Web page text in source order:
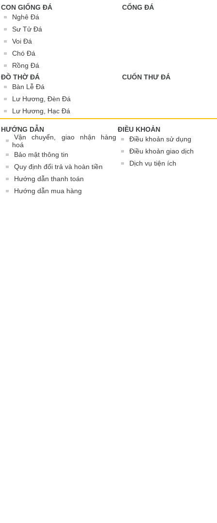
CON GIỐNG ĐÁ
Nghê Đá
Sư Tử Đá
Voi Đá
Chó Đá
Rồng Đá
CỔNG ĐÁ
ĐỒ THỜ ĐÁ
Bàn Lễ Đá
Lư Hương, Đèn Đá
Lư Hương, Hạc Đá
CUỐN THƯ ĐÁ
HƯỚNG DẪN
Vận chuyển, giao nhận hàng
hoá
Bảo mật thông tin
Quy định đổi trả và hoàn tiền
Hướng dẫn thanh toán
Hướng dẫn mua hàng
ĐIỀU KHOẢN
Điều khoản sử dụng
Điều khoản giao dịch
Dịch vụ tiện ích